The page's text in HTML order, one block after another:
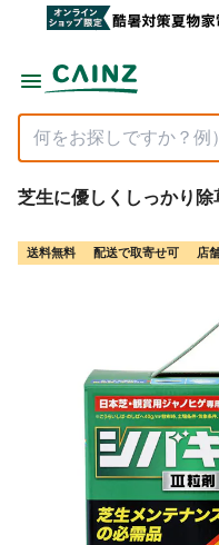
芝生に優しくしっかり
送料無料 配送で取寄せ可 店